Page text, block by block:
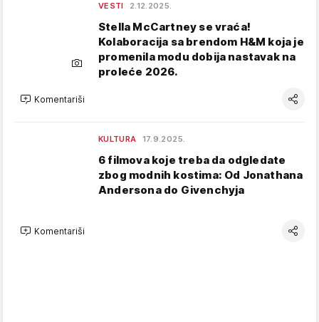
VESTI 2.12.2025.
Stella McCartney se vraća!
Kolaboracija sa brendom H&M koja je
promenila modu dobija nastavak na
proleće 2026.
Komentariši
KULTURA 17.9.2025.
6 filmova koje treba da odgledate
zbog modnih kostima: Od Jonathana
Andersona do Givenchyja
Komentariši